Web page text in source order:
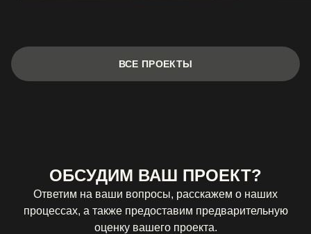
ВСЕ ПРОЕКТЫ
ОБСУДИМ ВАШ ПРОЕКТ?
Ответим на ваши вопросы, расскажем о наших
процессах, а также предоставим предварительную
оценку вашего проекта.